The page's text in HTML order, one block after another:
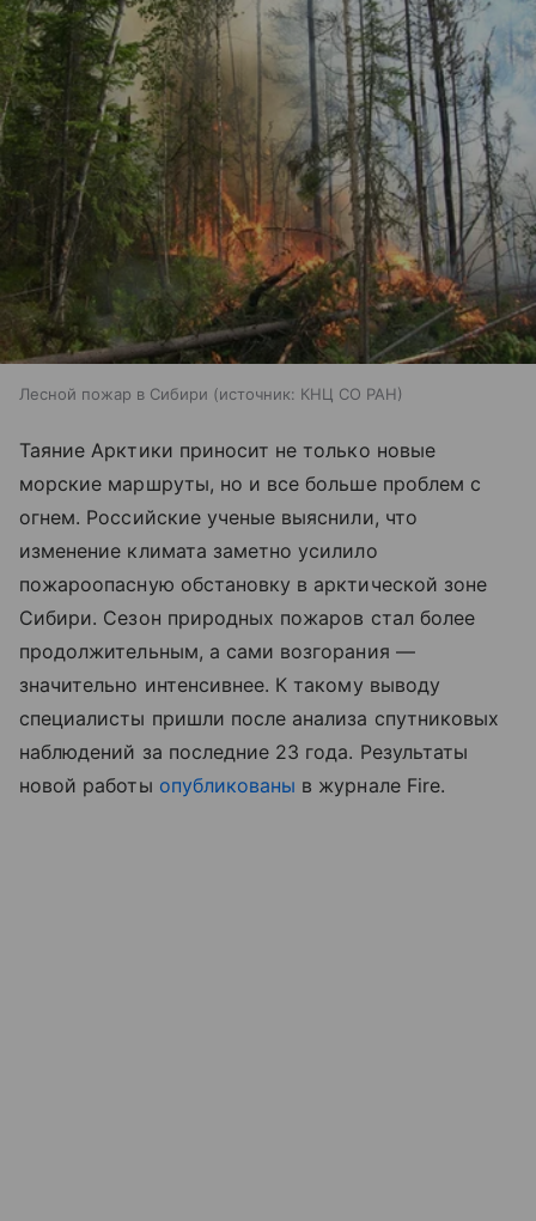
Лесной пожар в Сибири источник: КНЦ СО РАН
Таяние Арктики приносит не только новые
морские маршруты, но и все больше проблем с
огнем. Российские ученые выяснили, что
изменение климата заметно усилило
пожароопасную обстановку в арктической зоне
Сибири. Сезон природных пожаров стал более
продолжительным, а сами возгорания —
значительно интенсивнее. К такому выводу
специалисты пришли после анализа спутниковых
наблюдений за последние 23 года. Результаты
новой работы опубликованы в журнале Fire.